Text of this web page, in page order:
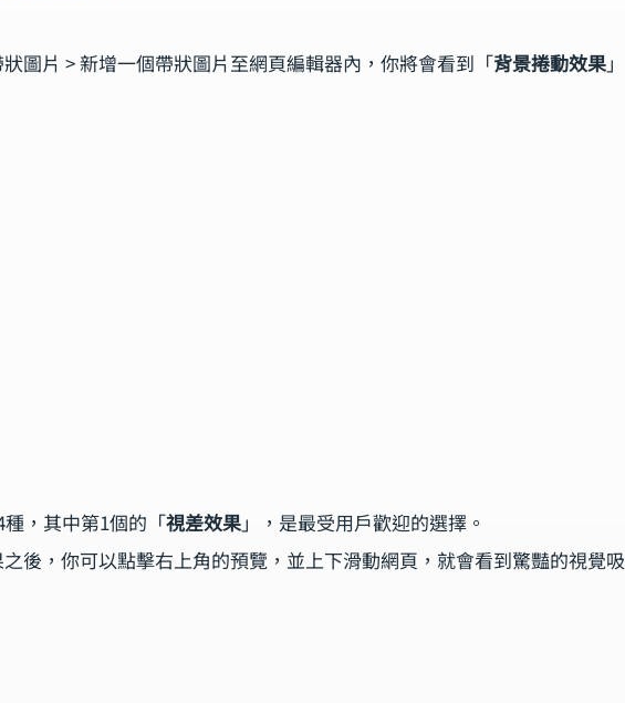
圖片 > 新增一個帶狀圖片至網頁編輯器內，你將會看到「背景捲動效果」
，其中第1個的「視差效果」，是最受用戶歡迎的選擇。
後，你可以點擊右上角的預覽，並上下滑動網頁，就會看到驚豔的視覺吸